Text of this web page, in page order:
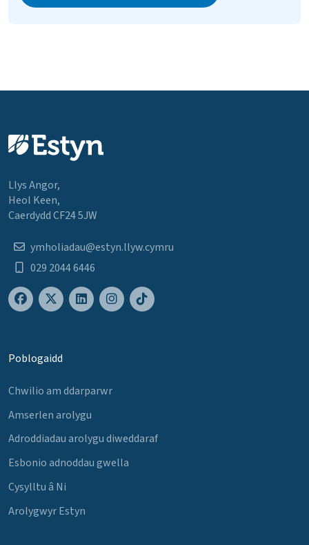
Llys Angor,
Heol Keen,
Caerdydd CF24 5JW
ymholiadau@estyn.llyw.cymru
029 2044 6446
Poblogaidd
Chwilio am ddarparwr
Amserlen arolygu
Adroddiadau arolygu diweddaraf
Esbonio adnoddau gwella
Cysylltu â Ni
Arolygwyr Estyn